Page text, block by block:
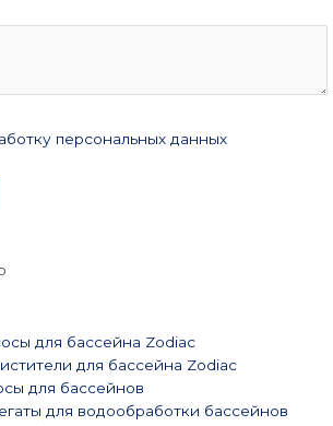
персональных данных
для бассейна Zodiac
для бассейна Zodiac
для бассейнов
для водообработки бассейнов